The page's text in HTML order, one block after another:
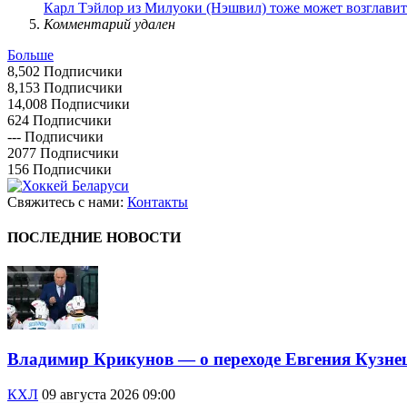
Карл Тэйлор из Милуоки (Нэшвил) тоже может
Комментарий удален
Больше
8,502 Подписчики
8,153 Подписчики
14,008 Подписчики
624 Подписчики
--- Подписчики
2077 Подписчики
156 Подписчики
Свяжитесь с нами: Контакты
ПОСЛЕДНИЕ НОВОСТИ
Владимир Крикунов — о переходе Евгения
КХЛ 09 августа 2026 09:00